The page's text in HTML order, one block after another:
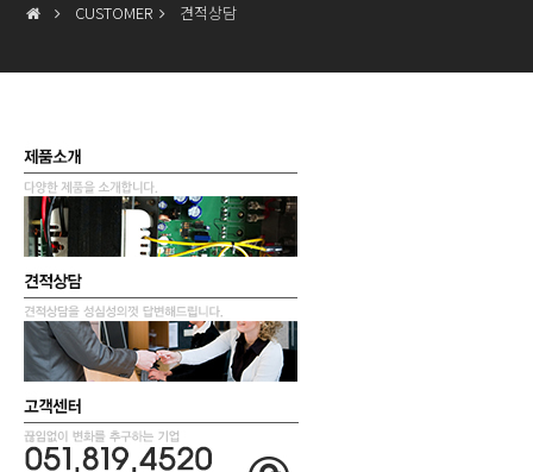
CUSTOMER 견적상담